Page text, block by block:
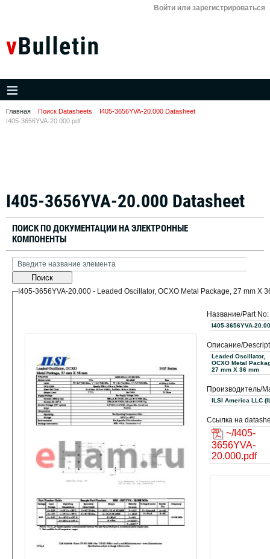
Войти или зарегистрироваться
Главная Поиск Datasheets
I405-3656YVA-20.000 Datasheet
I405-3656YVA-20.000.pdf
I405-3656YVA-20.000 Datasheet
ПОИСК ПО ДОКУМЕНТАЦИИ НА ЭЛЕКТРОННЫЕ
КОМПОНЕНТЫ
Поиск
I405-3656YVA-20.000 - Leaded Oscillator, OCXO Metal Package, 27 mm X
Название/Part No:
I405-3656YVA-
Описание/
Leaded Oscillator,
OCXO Metal
27 mm X 36 mm
Производитель/
ILSI
Ссылка на
~/I405-
3656YVA-
20.000.pdf